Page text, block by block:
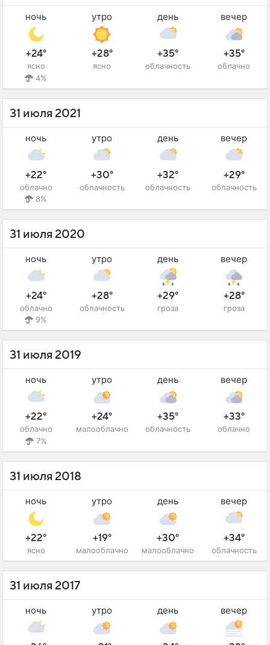
ночь
+24°
ясно
4%
утро
+28°
ясно
день
+35°
облачность
вечер
+35°
облачно
31 июля 2021
ночь
+22°
облачно
8%
утро
+30°
облачность
день
+32°
облачность
вечер
+29°
облачность
31 июля 2020
ночь
+24°
облачно
9%
утро
+28°
облачность
день
+29°
гроза
вечер
+28°
гроза
31 июля 2019
ночь
+22°
облачно
7%
утро
+24°
малооблачно
день
+35°
облачность
вечер
+33°
облачно
31 июля 2018
ночь
+22°
ясно
утро
+19°
малооблачно
день
+30°
малооблачно
вечер
+34°
облачность
31 июля 2017
ночь утро день вечер